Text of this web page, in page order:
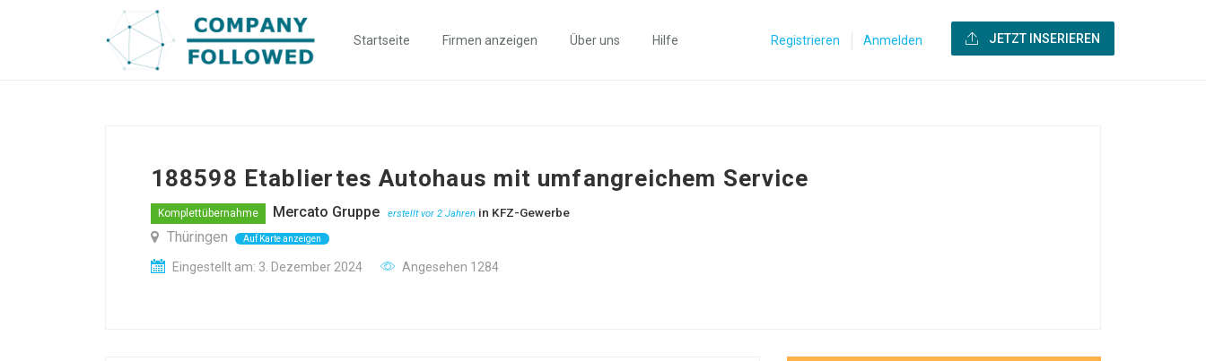
Startseite Firmen anzeigen Über uns Hilfe Registrieren Anmelden JETZT INSERIEREN
188598 Etabliertes Autohaus mit umfangreichem Service
Komplettübernahme Mercato Gruppe erstellt vor 2 Jahren in KFZ-Gewerbe
Thüringen Auf Karte anzeigen
Eingestellt am: 3. Dezember 2024 Angesehen 1284